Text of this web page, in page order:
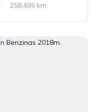
258,485 km